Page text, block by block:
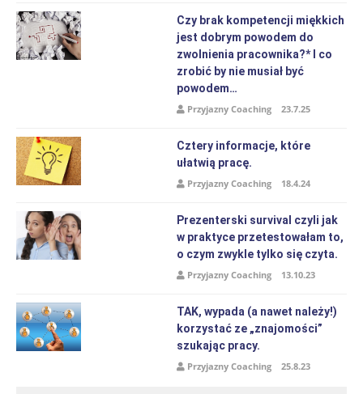
Czy brak kompetencji miękkich
jest dobrym powodem do
zwolnienia pracownika?* I co
zrobić by nie musiał być
powodem…
Przyjazny Coaching 23.7.25
Cztery informacje, które
ułatwią pracę.
Przyjazny Coaching 18.4.24
Prezenterski survival czyli jak
w praktyce przetestowałam to,
o czym zwykle tylko się czyta.
Przyjazny Coaching 13.10.23
TAK, wypada (a nawet należy!)
korzystać ze „znajomości”
szukając pracy.
Przyjazny Coaching 25.8.23